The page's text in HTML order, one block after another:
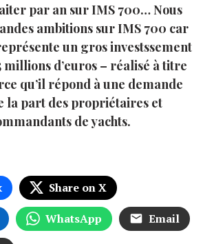
par an sur IMS 700… Nous
ambitions sur IMS 700 car
un gros investssement
millions d’euros – réalisé à titre
qu’il répond à une demande
la part des propriétaires et
de yachts.
Share on X
WhatsApp Email